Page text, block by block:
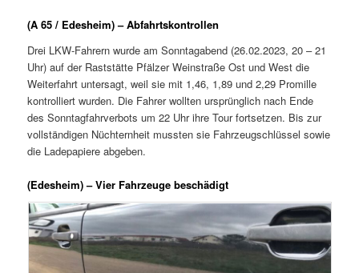
(A 65 / Edesheim) – Abfahrtskontrollen
Drei LKW-Fahrern wurde am Sonntagabend (26.02.2023, 20 – 21
Uhr) auf der Raststätte Pfälzer Weinstraße Ost und West die
Weiterfahrt untersagt, weil sie mit 1,46, 1,89 und 2,29 Promille
kontrolliert wurden. Die Fahrer wollten ursprünglich nach Ende
des Sonntagfahrverbots um 22 Uhr ihre Tour fortsetzen. Bis zur
vollständigen Nüchternheit mussten sie Fahrzeugschlüssel sowie
die Ladepapiere abgeben.
(Edesheim) – Vier Fahrzeuge beschädigt